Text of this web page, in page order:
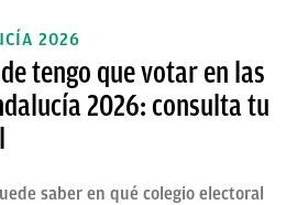
2026
tengo que votar en las
2026: consulta tu
saber en qué colegio electoral